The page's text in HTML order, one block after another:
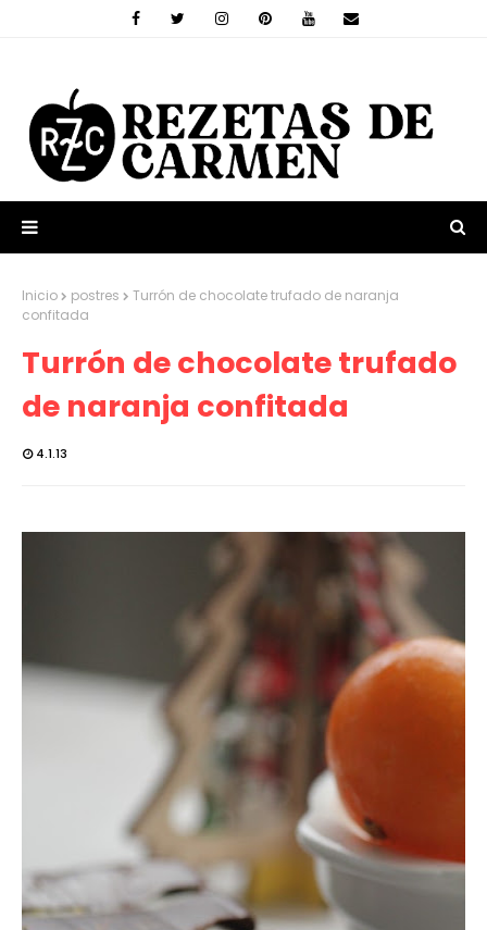
Inicio postres
Turrón de chocolate trufado de naranja
confitada
Turrón de chocolate trufado
de naranja confitada
4.1.13